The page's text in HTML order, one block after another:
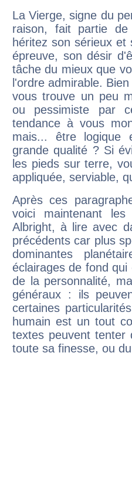
La Vierge, signe du
raison, fait partie
héritez son sérieux
épreuve, son désir
tâche du mieux que
l'ordre admirable.
vous trouve un peu
ou pessimiste par
tendance à vous
mais... être logique
grande qualité ? Si
les pieds sur terre,
appliquée, serviable,
Après ces
voici maintenant
Albright, à lire avec
précédents car plus
dominantes
éclairages de fond
de la personnalité,
généraux : ils
certaines
humain est un tout
textes peuvent tenter
toute sa finesse, ou